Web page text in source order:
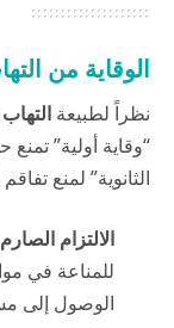
الوقاية من
نظراً لطبيعة
“وقاية أولية”
الثانوية” لمنع
الالتزام
للمناعة في
الوصول إلى